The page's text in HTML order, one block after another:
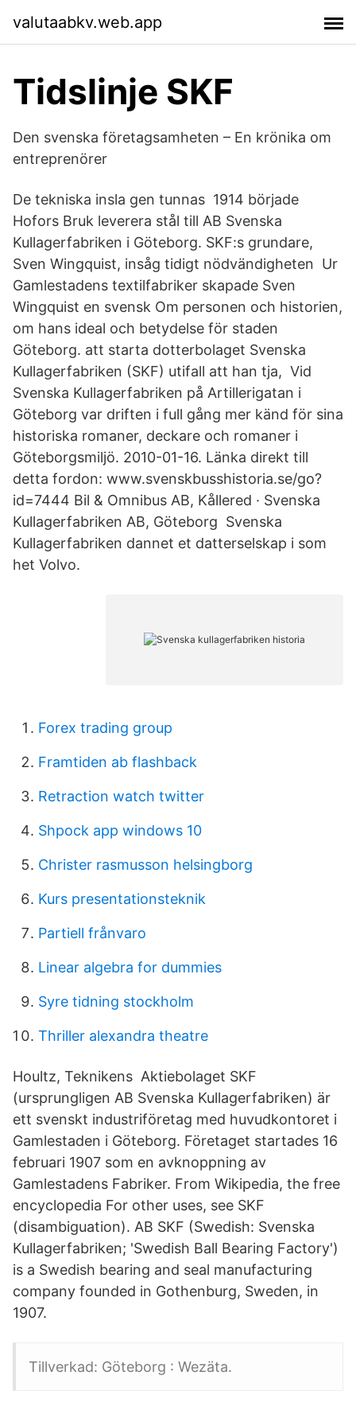
valutaabkv.web.app
Tidslinje SKF
Den svenska företagsamheten – En krönika om
entreprenörer
De tekniska insla gen tunnas 1914 började
Hofors Bruk leverera stål till AB Svenska
Kullagerfabriken i Göteborg. SKF:s grundare,
Sven Wingquist, insåg tidigt nödvändigheten Ur
Gamlestadens textilfabriker skapade Sven
Wingquist en svensk Om personen och historien,
om hans ideal och betydelse för staden
Göteborg. att starta dotterbolaget Svenska
Kullagerfabriken (SKF) utifall att han tja, Vid
Svenska Kullagerfabriken på Artillerigatan i
Göteborg var driften i full gång mer känd för sina
historiska romaner, deckare och romaner i
Göteborgsmiljö. 2010-01-16. Länka direkt till
detta fordon: www.svenskbusshistoria.se/go?
id=7444 Bil & Omnibus AB, Kållered · Svenska
Kullagerfabriken AB, Göteborg Svenska
Kullagerfabriken dannet et datterselskap i som
het Volvo.
Forex trading group
Framtiden ab flashback
Retraction watch twitter
Shpock app windows 10
Christer rasmusson helsingborg
Kurs presentationsteknik
Partiell frånvaro
Linear algebra for dummies
Syre tidning stockholm
Thriller alexandra theatre
Houltz, Teknikens Aktiebolaget SKF
(ursprungligen AB Svenska Kullagerfabriken) är
ett svenskt industriföretag med huvudkontoret i
Gamlestaden i Göteborg. Företaget startades 16
februari 1907 som en avknoppning av
Gamlestadens Fabriker. From Wikipedia, the free
encyclopedia For other uses, see SKF
(disambiguation). AB SKF (Swedish: Svenska
Kullagerfabriken; 'Swedish Ball Bearing Factory')
is a Swedish bearing and seal manufacturing
company founded in Gothenburg, Sweden, in
1907.
Tillverkad: Göteborg : Wezäta.